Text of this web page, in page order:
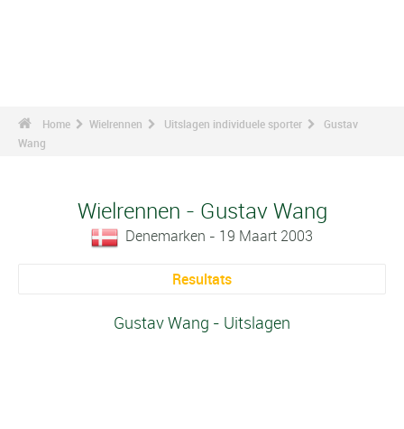
Home Wielrennen Uitslagen individuele sporter
Gustav
Wang
Wielrennen - Gustav Wang
Denemarken - 19 Maart 2003
Resultats
Gustav Wang - Uitslagen